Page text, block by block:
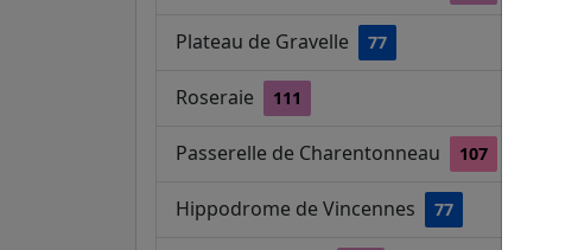
Plateau de Gravelle 77
Roseraie 111
Passerelle de Charentonneau 107
Hippodrome de Vincennes 77